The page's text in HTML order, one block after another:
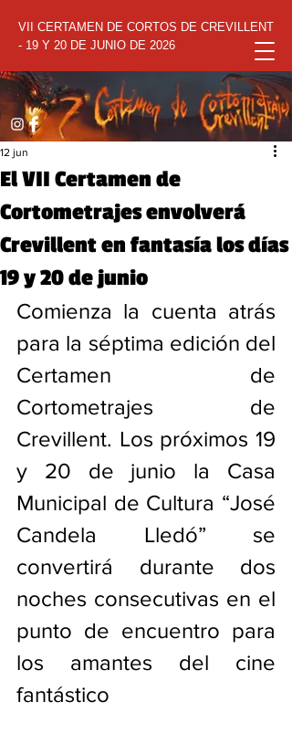
VII CERTAMEN DE CORTOS DE CREVILLENT
- 19 Y 20 DE JUNIO DE 2026
El VII Certamen de
Cortometrajes envolverá
Crevillent en fantasía los días
19 y 20 de junio
12 jun
Comienza la cuenta atrás
para la séptima edición del
Certamen de
Cortometrajes de
Crevillent. Los próximos 19
y 20 de junio la Casa
Municipal de Cultura “José
Candela Lledó” se
convertirá durante dos
noches consecutivas en el
punto de encuentro para
los amantes del cine
fantástico